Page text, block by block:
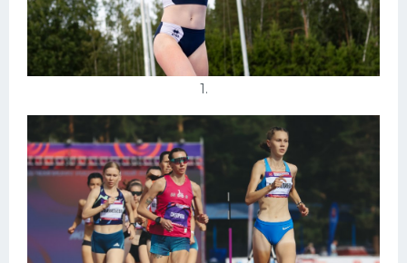
1.
Много картинок...
Футбол
Хоккей
Велогонки
Конькобежный спорт
Тренажеры
Интерьеры квартир